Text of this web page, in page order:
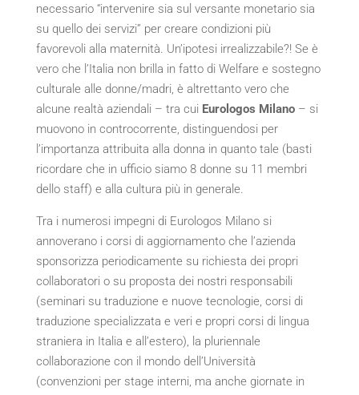
necessario “intervenire sia sul versante monetario sia
su quello dei servizi” per creare condizioni più
favorevoli alla maternità. Un’ipotesi irrealizzabile?! Se è
vero che l’Italia non brilla in fatto di Welfare e sostegno
culturale alle donne/madri, è altrettanto vero che
alcune realtà aziendali – tra cui Eurologos Milano – si
muovono in controcorrente, distinguendosi per
l’importanza attribuita alla donna in quanto tale (basti
ricordare che in ufficio siamo 8 donne su 11 membri
dello staff) e alla cultura più in generale.
Tra i numerosi impegni di Eurologos Milano si
annoverano i corsi di aggiornamento che l’azienda
sponsorizza periodicamente su richiesta dei propri
collaboratori o su proposta dei nostri responsabili
(seminari su traduzione e nuove tecnologie, corsi di
traduzione specializzata e veri e propri corsi di lingua
straniera in Italia e all’estero), la pluriennale
collaborazione con il mondo dell’Università
(convenzioni per stage interni, ma anche giornate in